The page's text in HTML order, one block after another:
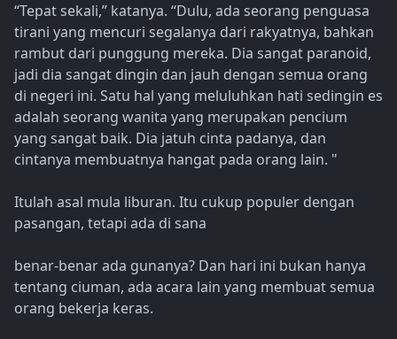
“Tepat sekali,” katanya. “Dulu, ada seorang penguasa
tirani yang mencuri segalanya dari rakyatnya, bahkan
rambut dari punggung mereka. Dia sangat paranoid,
jadi dia sangat dingin dan jauh dengan semua orang
di negeri ini. Satu hal yang meluluhkan hati sedingin es
adalah seorang wanita yang merupakan pencium
yang sangat baik. Dia jatuh cinta padanya, dan
cintanya membuatnya hangat pada orang lain. "
Itulah asal mula liburan. Itu cukup populer dengan
pasangan, tetapi ada di sana
benar-benar ada gunanya? Dan hari ini bukan hanya
tentang ciuman, ada acara lain yang membuat semua
orang bekerja keras.